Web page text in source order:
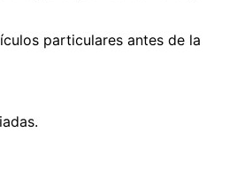
particulares antes de la